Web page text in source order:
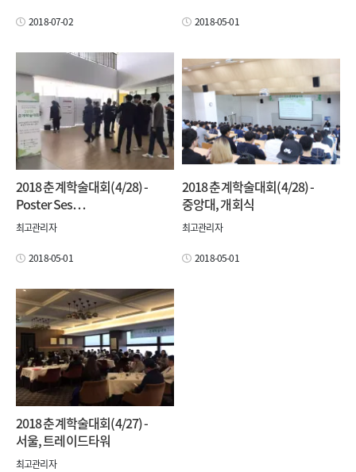
2018-07-02 2018-05-01
2018 춘계학술대회(4/28) -
Poster Ses…
최고관리자
2018-05-01
2018 춘계학술대회(4/28) -
중앙대, 개회식
최고관리자
2018-05-01
2018 춘계학술대회(4/27) -
서울, 트레이드타워
최고관리자